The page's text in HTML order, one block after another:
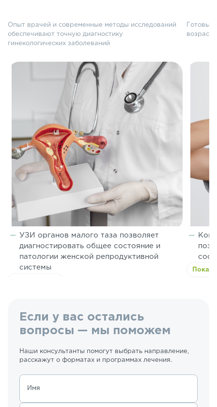
Опыт врачей и современные методы исследований
обеспечивают точную диагностику
гинекологических заболеваний
УЗИ органов малого таза позволяет
диагностировать общее состояние и
патологии женской репродуктивной
системы
Если у вас остались
вопросы — мы поможем
Наши консультанты помогут выбрать направление,
расскажут о форматах и программах лечения.
Имя